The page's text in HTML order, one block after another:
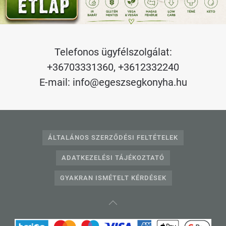
Telefonos ügyfélszolgálat:
+36703331360, +3612332240
E-mail: info@egeszsegkonyha.hu
ÁLTALÁNOS SZERZŐDÉSI FELTÉTELEK
ADATKEZELÉSI TÁJÉKOZTATÓ
GYAKRAN ISMÉTELT KÉRDÉSEK